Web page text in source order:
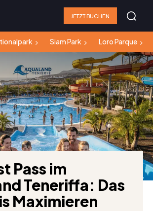
JETZT BUCHEN
Siam Park Loro Parque
Pass im
Teneriffa: Das
Maximieren